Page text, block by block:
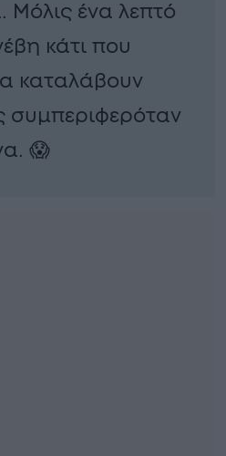
ένα λεπτό
κάτι που
καταλάβουν
συμπεριφερόταν
😱